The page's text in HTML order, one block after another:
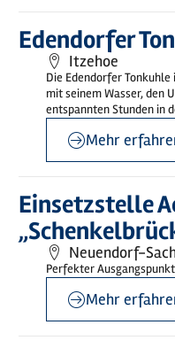
Edendorfer
Itzehoe
Die Edendorfer
mit seinem Wasser, den
entspannten Stunden in
Mehr
erfahren
Mehr
Einsetzstelle
Neuendorf-
Perfekter
Mehr
erfahren
Mehr